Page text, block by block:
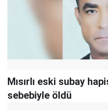
Mısırlı eski subay
sebebiyle öldü